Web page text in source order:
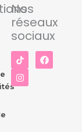
Nos
réseaux
sociaux
F
a
c
I
n
s
t
a